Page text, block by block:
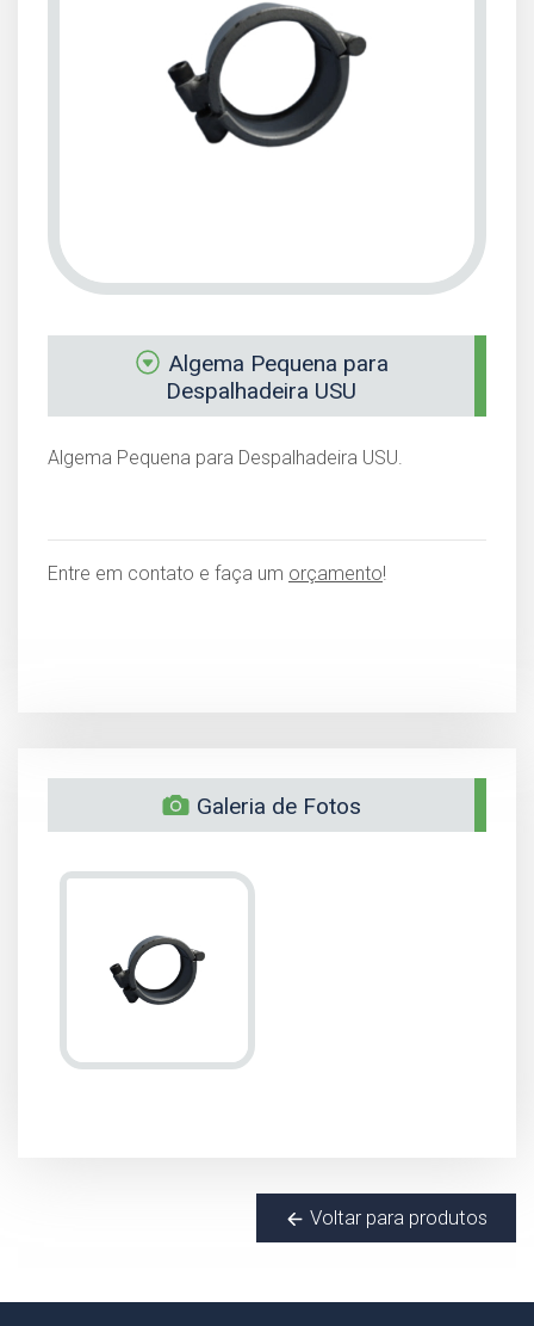
Algema Pequena para
Despalhadeira USU
Algema Pequena para Despalhadeira USU.
Entre em contato e faça um orçamento!
Galeria de Fotos
Voltar para produtos